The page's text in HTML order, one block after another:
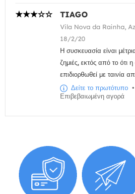
TIAGO
Vila Nova da Rainha,
18/2/20
Η συσκευασία είναι
ζημιές, εκτός από το ότι
επιδιορθωθεί με ταινία
Δείτε το πρωτότυπο •
Επιβεβαιωμένη αγορά